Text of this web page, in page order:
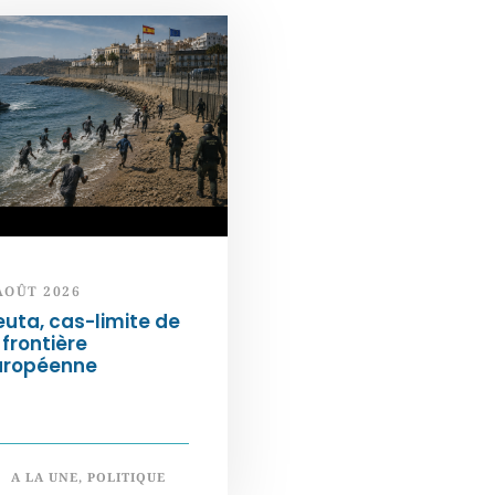
2026
cas-limite de
A LA UNE, POLITIQUE